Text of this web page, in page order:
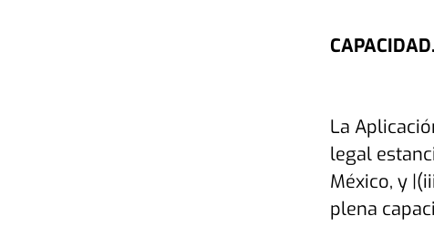
CAPACIDAD.
La
legal
México, y
plena